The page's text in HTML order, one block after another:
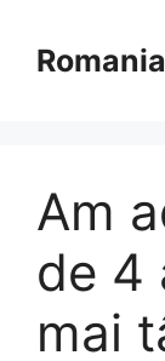
conținut
Am
de 4
mai